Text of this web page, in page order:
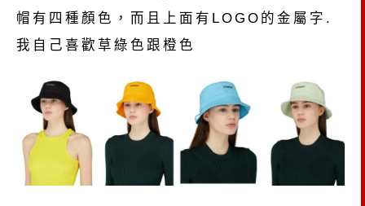
帽有四種顏色，而且上面有LOGO的金屬字.
我自己喜歡草綠色跟橙色